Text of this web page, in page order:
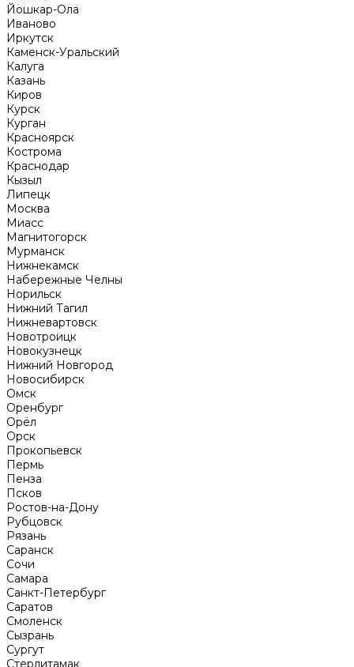
Йошкар-Ола
Иваново
Иркутск
Каменск-Уральский
Калуга
Казань
Киров
Курск
Курган
Красноярск
Кострома
Краснодар
Кызыл
Липецк
Москва
Миасс
Магнитогорск
Мурманск
Нижнекамск
Набережные Челны
Норильск
Нижний Тагил
Нижневартовск
Новотроицк
Новокузнецк
Нижний Новгород
Новосибирск
Омск
Оренбург
Орёл
Орск
Прокопьевск
Пермь
Пенза
Псков
Ростов-на-Дону
Рубцовск
Рязань
Саранск
Сочи
Самара
Санкт-Петербург
Саратов
Смоленск
Сызрань
Сургут
Стерлитамак